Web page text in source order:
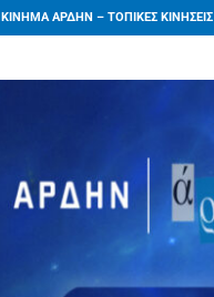
ΚΙΝΗΜΑ ΑΡΔΗΝ – ΤΟΠΙΚΕΣ ΚΙΝΗΣΕΙΣ